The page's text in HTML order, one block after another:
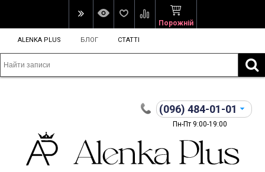
Порожній
ALENKA PLUS БЛОГ СТАТТІ
(096) 484-01-01
Пн-Пт 9:00-19:00